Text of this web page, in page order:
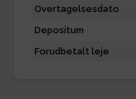
Overtagelsesdato
Depositum
Forudbetalt leje